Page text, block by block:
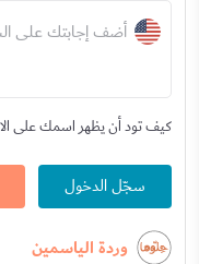
أضف إجابتك على
كيف تود أن يظهر اسمك على
سجّل الدخول
وردة الياسمين